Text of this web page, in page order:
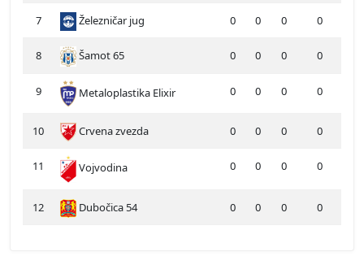
7 Železničar jug 0 0 0 0
8 Šamot 65 0 0 0 0
9 Metaloplastika Elixir 0 0 0 0
10 Crvena zvezda 0 0 0 0
11 Vojvodina 0 0 0 0
12 Dubočica 54 0 0 0 0